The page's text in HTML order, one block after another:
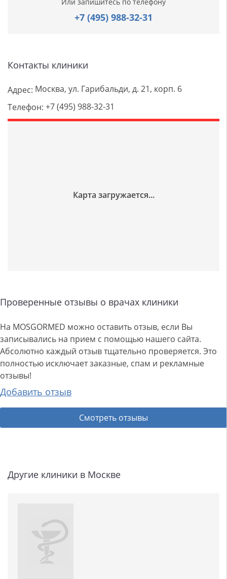
+7 (495) 988-32-31
Контакты клиники
Адрес: Москва, ул. Гарибальди, д. 21, корп. 6
Телефон: +7 (495) 988-32-31
Проверенные отзывы о врачах клиники
На MOSGORMED можно оставить отзыв, если Вы
записывались на прием с помощью нашего сайта.
Абсолютно каждый отзыв тщательно проверяется. Это
полностью исключает заказные, спам и рекламные
отзывы!
Добавить отзыв
Смотреть отзывы
Другие клиники в Москве